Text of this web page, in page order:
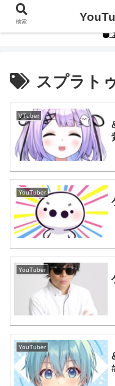
YouTuberや人気イ
スプラト
VTuber
YouTuber
YouTuber
YouTuber
検索